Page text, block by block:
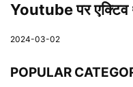
Youtube पर एक्टिव
2024-03-02
POPULAR